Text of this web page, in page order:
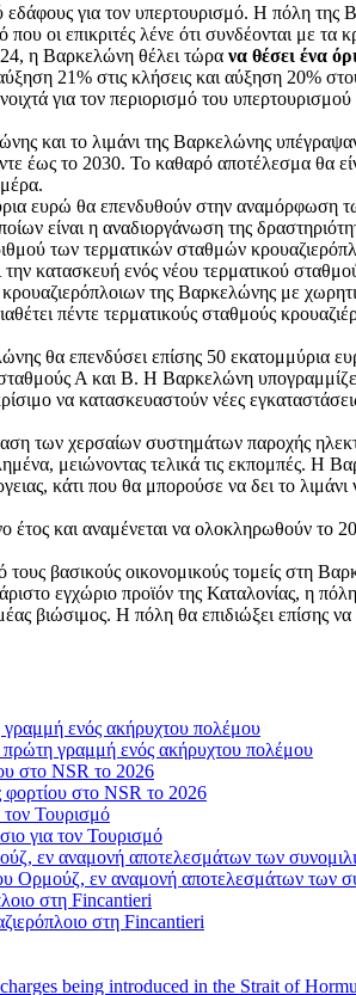
εδάφους για τον υπερτουρισμό. Η πόλη
οι επικριτές λένε ότι συνδέονται με
η Βαρκελώνη θέλει τώρα να θέσει ένα
21% στις κλήσεις και αύξηση 20%
για τον περιορισμό του
και το λιμάνι της Βαρκελώνης
έως το 2030. Το καθαρό αποτέλεσμα θα
ευρώ θα επενδυθούν στην αναμόρφωση
είναι η αναδιοργάνωση της
των τερματικών σταθμών
κατασκευή ενός νέου τερματικού
της Βαρκελώνης με
πέντε τερματικούς σταθμούς
θα επενδύσει επίσης 50 εκατομμύρια
Α και Β. Η Βαρκελώνη υπογραμμίζει
να κατασκευαστούν νέες
των χερσαίων συστημάτων παροχής
μειώνοντας τελικά τις εκπομπές. Η
κάτι που θα μπορούσε να δει το
έτος και αναμένεται να ολοκληρωθούν το
τους βασικούς οικονομικούς τομείς στη
εγχώριο προϊόν της Καταλονίας, η
βιώσιμος. Η πόλη θα επιδιώξει επίσης να
γραμμή ενός ακήρυχτου πολέμου
φορτίου στο NSR το 2026
για τον Τουρισμό
Ορμούζ, εν αναμονή αποτελεσμάτων των
στη Fincantieri